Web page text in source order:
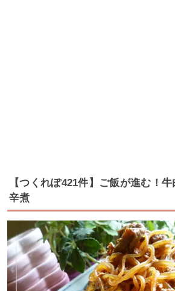
【つくれぽ421件】ご飯が進む！
辛煮